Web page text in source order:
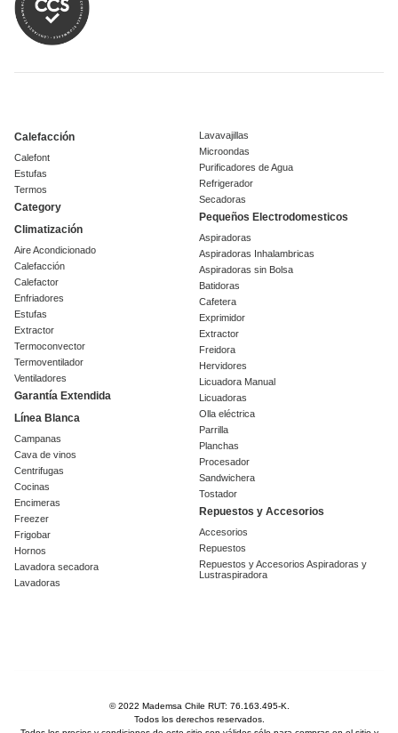
Calefacción
Calefont
Estufas
Termos
Category
Climatización
Aire Acondicionado
Calefacción
Calefactor
Enfriadores
Estufas
Extractor
Termoconvector
Termoventilador
Ventiladores
Garantía Extendida
Línea Blanca
Campanas
Cava de vinos
Centrifugas
Cocinas
Encimeras
Freezer
Frigobar
Hornos
Lavadora secadora
Lavadoras
Lavavajillas
Microondas
Purificadores de Agua
Refrigerador
Secadoras
Pequeños Electrodomesticos
Aspiradoras
Aspiradoras Inhalambricas
Aspiradoras sin Bolsa
Batidoras
Cafetera
Exprimidor
Extractor
Freidora
Hervidores
Licuadora Manual
Licuadoras
Olla eléctrica
Parrilla
Planchas
Procesador
Sandwichera
Tostador
Repuestos y Accesorios
Accesorios
Repuestos
Repuestos y Accesorios Aspiradoras y
Lustraspiradora
© 2022 Mademsa Chile RUT: 76.163.495-K.
Todos los derechos reservados.